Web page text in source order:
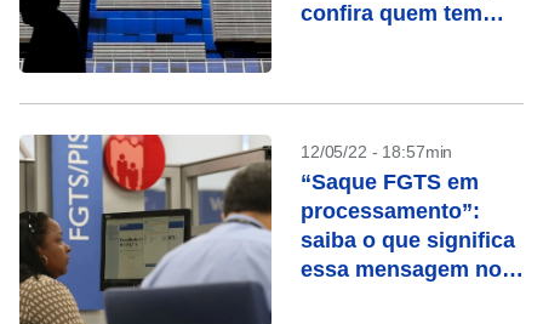
confira quem tem
12/05/22 - 18:57min
“Saque FGTS em
processamento”:
saiba o que significa
essa mensagem no